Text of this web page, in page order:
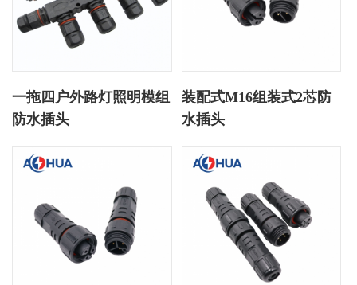
一拖四户外路灯照明模组
防水插头
装配式M16组装式2芯防
水插头